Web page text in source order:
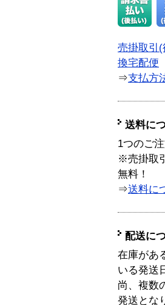
売掛取引(
換宅配便
⇒支払方
送料に
1つのご
※売掛取
無料！
⇒送料に
配送に
在庫があ
いる発送
尚、複数
発送とな